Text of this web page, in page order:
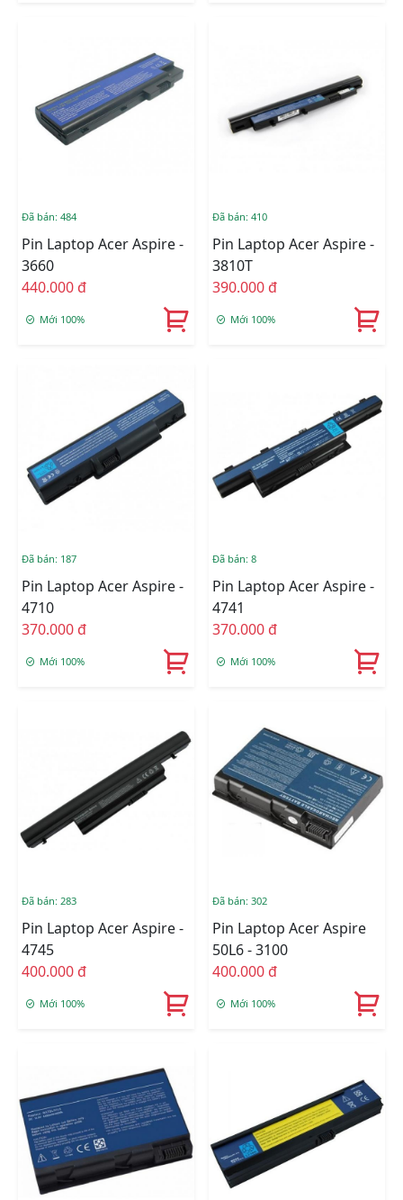
Đã bán: 484
Pin Laptop Acer Aspire -
3660
440.000 đ
Mới 100%
Đã bán: 410
Pin Laptop Acer Aspire -
3810T
390.000 đ
Mới 100%
Đã bán: 187
Pin Laptop Acer Aspire -
4710
370.000 đ
Mới 100%
Đã bán: 8
Pin Laptop Acer Aspire -
4741
370.000 đ
Mới 100%
Đã bán: 283
Pin Laptop Acer Aspire -
4745
400.000 đ
Mới 100%
Đã bán: 302
Pin Laptop Acer Aspire
50L6 - 3100
400.000 đ
Mới 100%